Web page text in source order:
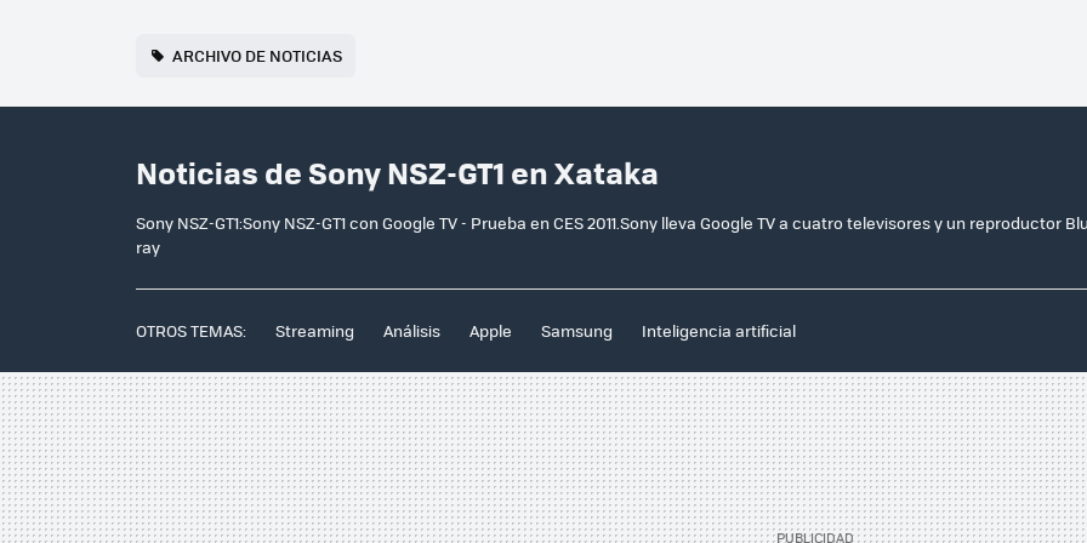
ARCHIVO DE NOTICIAS
Noticias de Sony NSZ-GT1 en Xataka
Sony NSZ-GT1:Sony NSZ-GT1 con Google TV - Prueba en CES 2011.Sony lleva Google TV a cuatro televisores y un reproductor
ray
OTROS TEMAS: Streaming Análisis Apple Samsung Inteligencia artificial